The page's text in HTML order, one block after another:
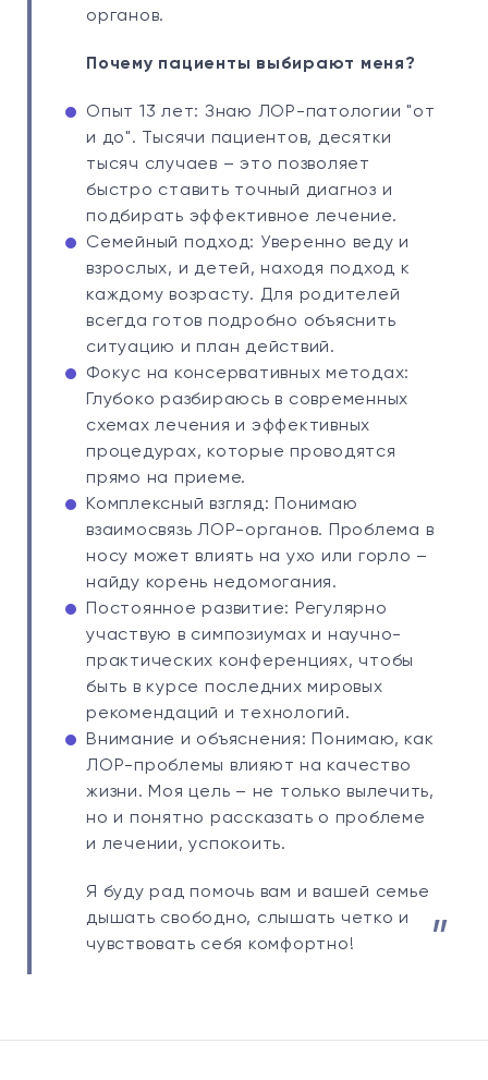
органов.
Почему пациенты выбирают меня?
Опыт 13 лет: Знаю ЛОР-патологии "от
и до". Тысячи пациентов, десятки
тысяч случаев – это позволяет
быстро ставить точный диагноз и
подбирать эффективное лечение.
Семейный подход: Уверенно веду и
взрослых, и детей, находя подход к
каждому возрасту. Для родителей
всегда готов подробно объяснить
ситуацию и план действий.
Фокус на консервативных методах:
Глубоко разбираюсь в современных
схемах лечения и эффективных
процедурах, которые проводятся
прямо на приеме.
Комплексный взгляд: Понимаю
взаимосвязь ЛОР-органов. Проблема в
носу может влиять на ухо или горло –
найду корень недомогания.
Постоянное развитие: Регулярно
участвую в симпозиумах и научно-
практических конференциях, чтобы
быть в курсе последних мировых
рекомендаций и технологий.
Внимание и объяснения: Понимаю, как
ЛОР-проблемы влияют на качество
жизни. Моя цель – не только вылечить,
но и понятно рассказать о проблеме
и лечении, успокоить.
Я буду рад помочь вам и вашей семье
дышать свободно, слышать четко и
чувствовать себя комфортно!